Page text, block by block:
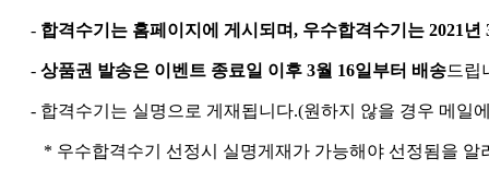
- 합격수기는 홈페이지에 게시되며, 우수합격수기는 2021년
- 상품권 발송은 이벤트 종료일 이후 3월 16일부터 배송드립
- 합격수기는 실명으로 게재됩니다.(원하지 않을 경우 메일
* 우수합격수기 선정시 실명게재가 가능해야 선정됨을